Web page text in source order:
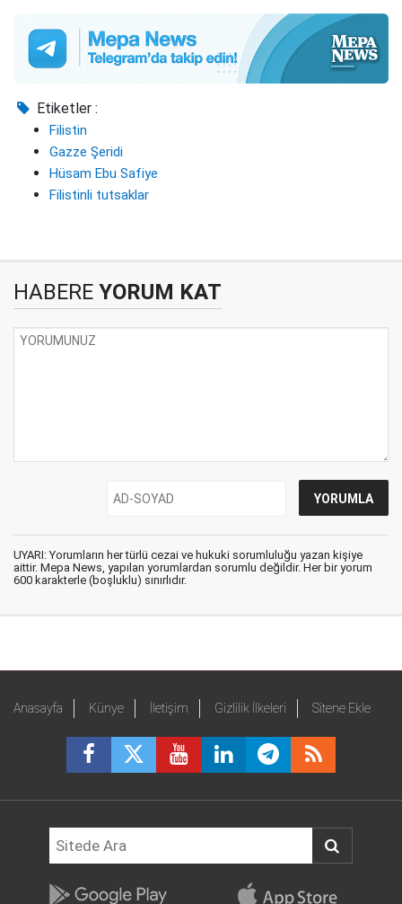
Etiketler :
Filistin
Gazze Şeridi
Hüsam Ebu Safiye
Filistinli tutsaklar
HABERE YORUM KAT
UYARI: Yorumların her türlü cezai ve hukuki sorumluluğu yazan kişiye
aittir. Mepa News, yapılan yorumlardan sorumlu değildir. Her bir yorum
600 karakterle (boşluklu) sınırlıdır.
Anasayfa Künye İletişim Gizlilik İlkeleri Sitene Ekle